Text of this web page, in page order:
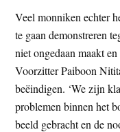
Veel monniken echter
te gaan demonstreren
niet ongedaan maakt
Voorzitter Paiboon
beëindigen. ‘We zijn
problemen binnen het
beeld gebracht en de